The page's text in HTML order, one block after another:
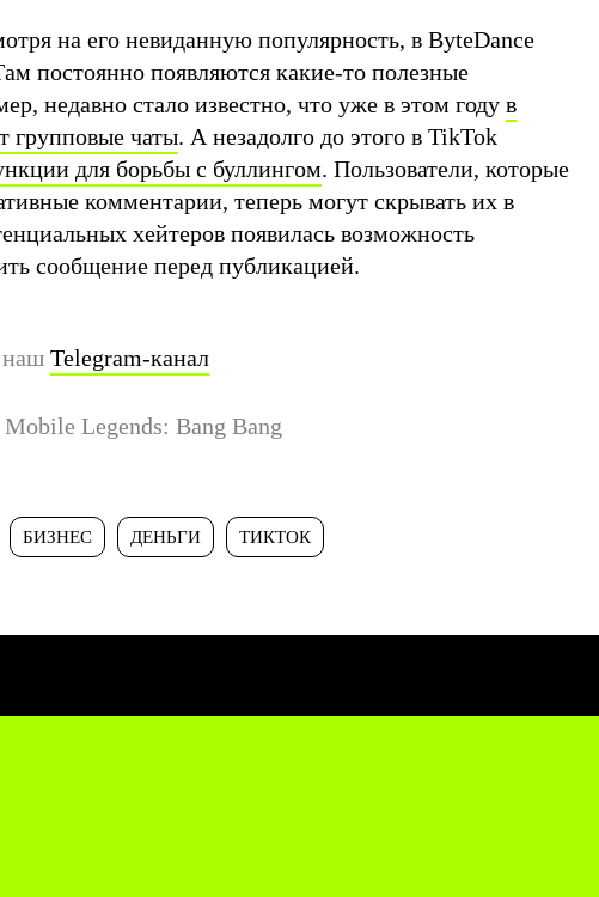
на его невиданную популярность, в ByteDance
постоянно появляются какие-то полезные
недавно стало известно, что уже в этом году в
групповые чаты. А незадолго до этого в TikTok
для борьбы с буллингом. Пользователи, которые
комментарии, теперь могут скрывать их в
хейтеров появилась возможность
сообщение перед публикацией.
наш Telegram-канал
Legends: Bang Bang
БИЗНЕС ДЕНЬГИ ТИКТОК